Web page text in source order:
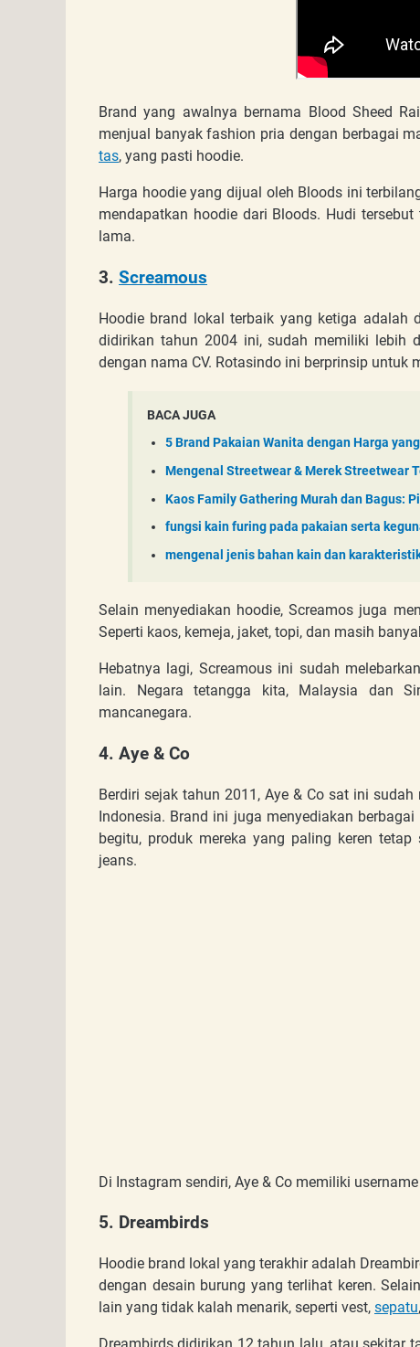
Brand yang awalnya bernama Blood Sheed
menjual banyak fashion pria dengan berbagai
tas, yang pasti hoodie.
Harga hoodie yang dijual oleh Bloods ini
mendapatkan hoodie dari Bloods. Hudi
lama.
3. Screamous
Hoodie brand lokal terbaik yang ketiga adalah
didirikan tahun 2004 ini, sudah memiliki lebih
dengan nama CV. Rotasindo ini berprinsip untuk
BACA JUGA
5 Brand Pakaian Wanita dengan Harga
Mengenal Streetwear & Merek Streetwear
Kaos Family Gathering Murah dan Bagus:
fungsi kain furing pada pakaian serta
mengenal jenis bahan kain dan
Selain menyediakan hoodie, Screamos juga
Seperti kaos, kemeja, jaket, topi, dan masih
Hebatnya lagi, Screamous ini sudah
lain. Negara tetangga kita, Malaysia dan
mancanegara.
4. Aye & Co
Berdiri sejak tahun 2011, Aye & Co sat ini
Indonesia. Brand ini juga menyediakan
begitu, produk mereka yang paling keren
jeans.
Di Instagram sendiri, Aye & Co memiliki
5. Dreambirds
Hoodie brand lokal yang terakhir adalah
dengan desain burung yang terlihat keren.
lain yang tidak kalah menarik, seperti vest, sepatu,